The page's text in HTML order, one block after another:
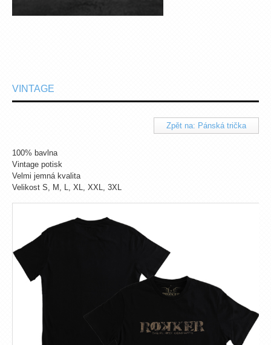
VINTAGE
Zpět na: Pánská trička
100% bavlna
Vintage potisk
Velmi jemná kvalita
Velikost S, M, L, XL, XXL, 3XL